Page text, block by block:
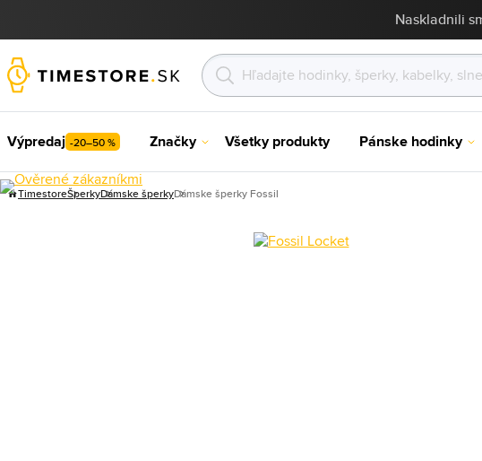
Naskladnili
Výpredaj -20–50 % Značky Všetky produkty Pánske hodinky
TimestoreŠperkyDámske šperkyDámske šperky Fossil